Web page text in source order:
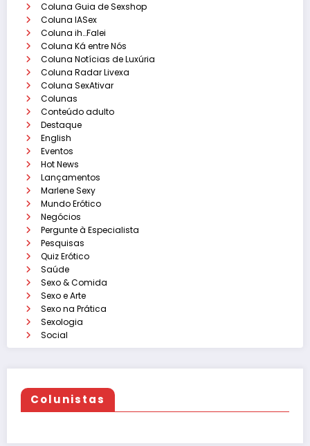
Coluna Guia de Sexshop
Coluna IASex
Coluna ih…Falei
Coluna Ká entre Nós
Coluna Notícias de Luxúria
Coluna Radar Livexa
Coluna SexAtivar
Colunas
Conteúdo adulto
Destaque
English
Eventos
Hot News
Lançamentos
Marlene Sexy
Mundo Erótico
Negócios
Pergunte à Especialista
Pesquisas
Quiz Erótico
Saúde
Sexo & Comida
Sexo e Arte
Sexo na Prática
Sexologia
Social
Colunistas